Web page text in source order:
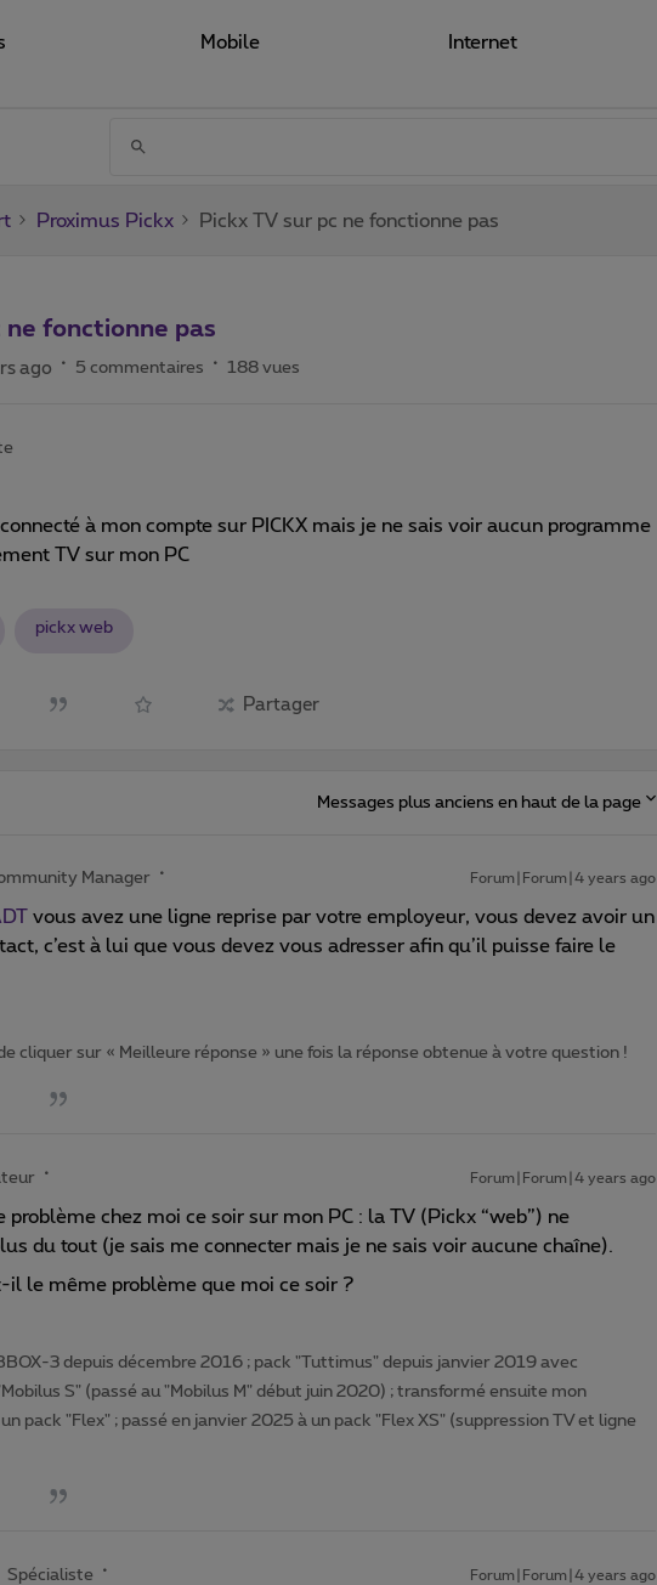
Mobile Internet
Proximus Pickx Pickx TV sur pc ne fonctionne pas
ne fonctionne pas
ago 5 commentaires 188 vues
à mon compte sur PICKX mais je ne sais voir aucun programme
TV sur mon PC
pickx web
Partager
Messages plus anciens en haut de la page
Manager Forum|Forum|4 years ago
vous avez une ligne reprise par votre employeur, vous devez avoir un
c’est à lui que vous devez vous adresser afin qu’il puisse faire le
de cliquer sur « Meilleure réponse » une fois la réponse obtenue à votre question !
Forum|Forum|4 years ago
problème chez moi ce soir sur mon PC : la TV (Pickx “web”) ne
du tout (je sais me connecter mais je ne sais voir aucune chaîne).
il le même problème que moi ce soir ?
3 depuis décembre 2016 ; pack "Tuttimus" depuis janvier 2019 avec
S" (passé au "Mobilus M" début juin 2020) ; transformé ensuite mon
pack "Flex" ; passé en janvier 2025 à un pack "Flex XS" (suppression TV et ligne
Spécialiste Forum|Forum|4 years ago